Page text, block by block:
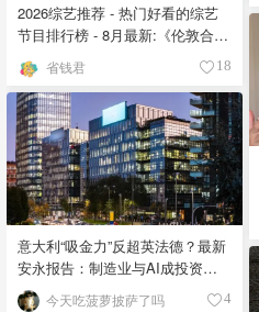
2026综艺推荐 - 热门好看的综艺
节目排行榜 - 8月最新:《​​伦敦合伙
人》回归啦
省钱君 18
意大利“吸金力”反超英法德？最新
安永报告：制造业与AI成投资新
宠！ 今天吃菠萝披萨了吗 4